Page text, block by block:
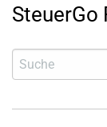
SteuerGo